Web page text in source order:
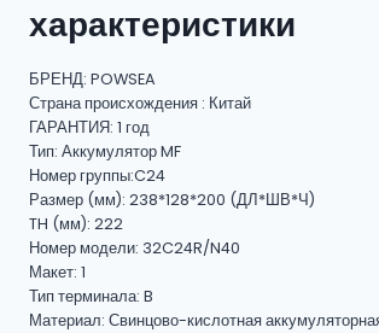
характеристики
БРЕНД: POWSEA
Страна происхождения : Китай
ГАРАНТИЯ: 1 год
Тип: Аккумулятор MF
Номер группы:C24
Размер (мм): 238*128*200 (ДЛ*ШВ*Ч)
TH (мм): 222
Номер модели: 32C24R/N40
Макет: 1
Тип терминала: B
Материал: Свинцово-кислотная